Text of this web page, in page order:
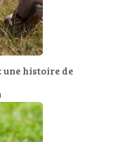
histoire de